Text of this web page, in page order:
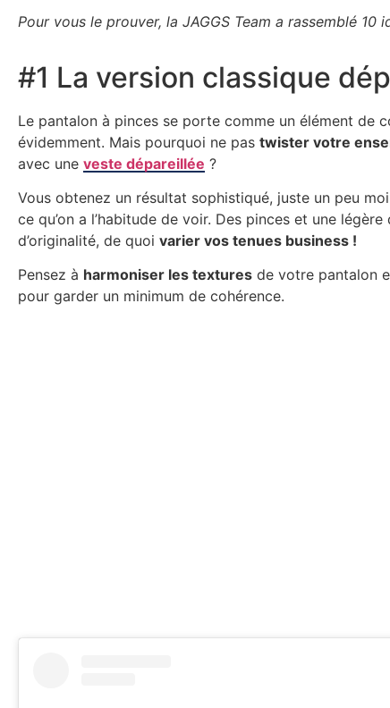
Pour vous le prouver, la JAGGS Team a rassemblé 10
#1 La version classique
Le pantalon à pinces se porte comme un élément de
évidemment. Mais pourquoi ne pas twister votre
avec une veste dépareillée ?
Vous obtenez un résultat sophistiqué, juste un peu
ce qu’on a l’habitude de voir. Des pinces et une légère
d’originalité, de quoi varier vos tenues business !
Pensez à harmoniser les textures de votre pantalon
pour garder un minimum de cohérence.